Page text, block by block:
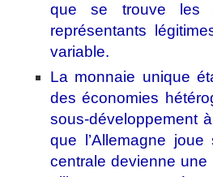
que se trouve les
représentants
variable.
La monnaie unique
des économies
sous-développement
que l’Allemagne
centrale devienne une